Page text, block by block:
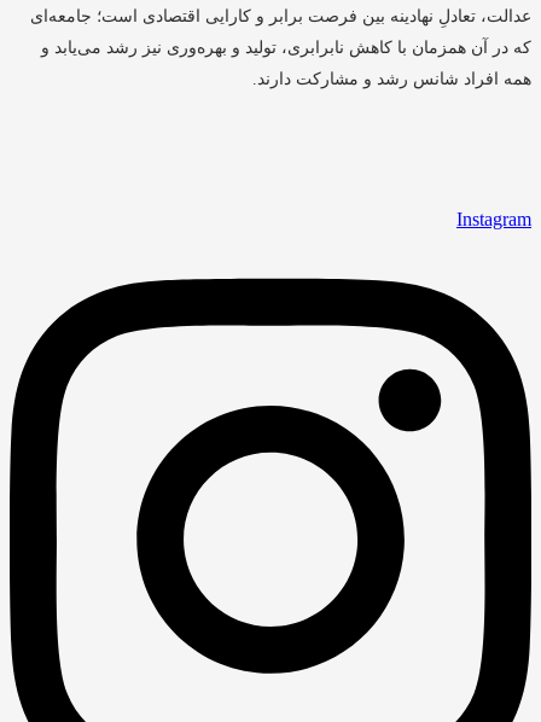
عدالت، تعادلِ نهادینه بین فرصت برابر و کارایی اقتصادی است؛ جامعه‌ای
که در آن همزمان با کاهش نابرابری، تولید و بهره‌وری نیز رشد می‌یابد و
همه افراد شانس رشد و مشارکت دارند.
Instagram